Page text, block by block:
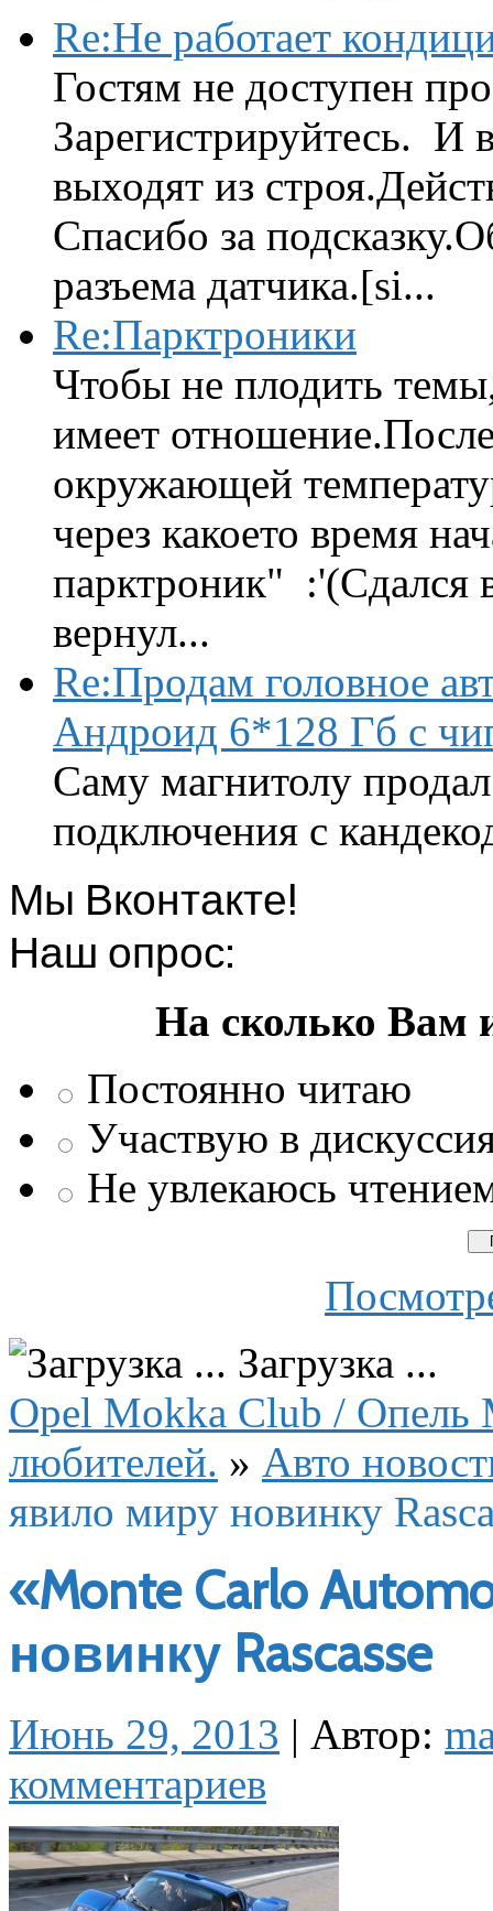
Re:Не работает
Гостям не доступен
Зарегистрируйтесь. И
выходят из
Спасибо за
разъема датчика.[si...
Re:Парктроники
Чтобы не плодить
имеет
окружающей
через какоето время
парктроник" :'(Сдался
вернул...
Re:Продам головное
Андроид 6*128 Гб с
Саму магнитолу
подключения с
Мы Вконтакте!
Наш опрос:
На сколько Вам
Постоянно читаю
Участвую в
Не увлекаюсь
Загрузка ...
Opel Mokka Club / Опель
любителей. » Авто
явило миру новинку
«Monte Carlo
новинку Rascasse
Июнь 29, 2013 | Автор:
комментариев